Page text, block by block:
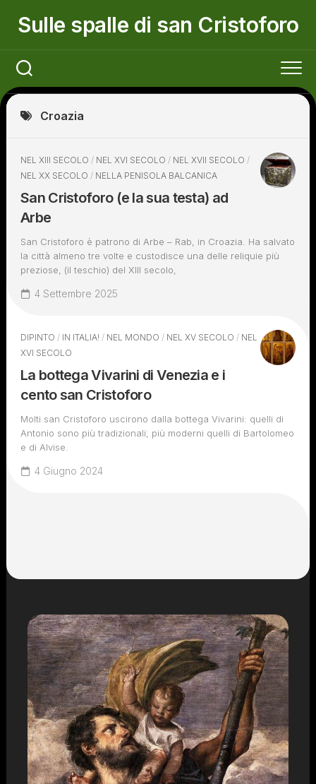
Sulle spalle di san Cristoforo
Croazia
NEL XIII SECOLO / NEL XVI SECOLO / NEL XVII SECOLO /
NEL XX SECOLO / NELLA PENISOLA BALCANICA
San Cristoforo (e la sua testa) ad
Arbe
San Cristoforo è patrono di Arbe – Rab, in Croazia. Ha salvato
la città almeno tre volte e custodisce una delle reliquie più
preziose, (il teschio) del XIII secolo,
4 Settembre 2025
DIPINTO / IN ITALIA! / NEL MONDO / NEL XV SECOLO / NEL
XVI SECOLO
La bottega Vivarini di Venezia e i
cento san Cristoforo
Molti san Cristoforo uscirono dalla bottega Vivarini: quelli di
Antonio sono più tradizionali; più moderni quelli di Bartolomeo
e di Alvise.
4 Giugno 2024